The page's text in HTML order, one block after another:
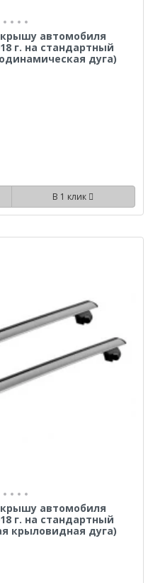
автомобиля
г. на стандартный
дуга)
В 1 клик
автомобиля
г. на стандартный
крыловидная дуга)